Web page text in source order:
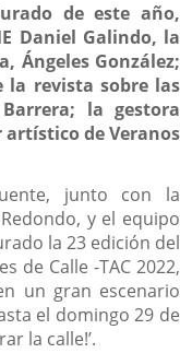
de este año,
Daniel Galindo, la
Ángeles González;
la revista sobre las
la gestora
de Veranos
junto con la
y el equipo
la 23 edición del
de Calle -TAC 2022,
un gran escenario
el domingo 29 de
la calle!’.